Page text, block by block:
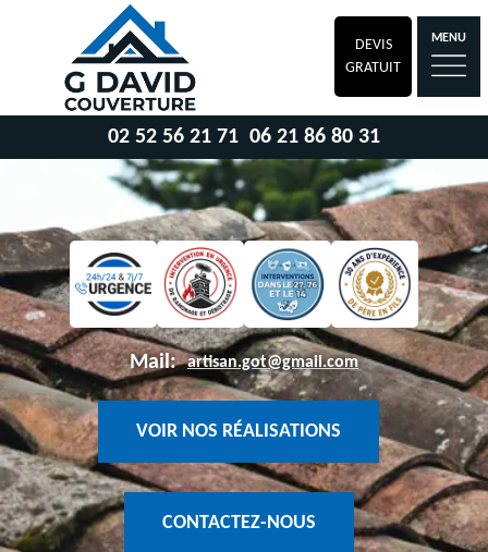
DEVIS
GRATUIT
MENU
02 52 56 21 71 06 21 86 80 31
Mail: artisan.got@gmail.com
VOIR NOS RÉALISATIONS
CONTACTEZ-NOUS